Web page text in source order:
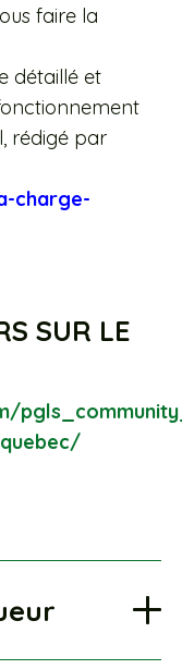
faire la
détaillé et
rédigé par
charge-
SUR LE